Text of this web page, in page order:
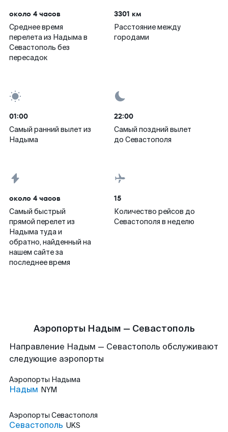
около 4 часов
Среднее время
перелета из Надыма в
Севастополь без
пересадок
3301 км
Расстояние между
городами
01:00
Самый ранний вылет из
Надыма
22:00
Самый поздний вылет
до Севастополя
около 4 часов
Самый быстрый
прямой перелет из
Надыма туда и
обратно, найденный на
нашем сайте за
последнее время
15
Количество рейсов до
Севастополя в неделю
Аэропорты Надым — Севастополь
Направление Надым — Севастополь обслуживают
следующие аэропорты
Аэропорты Надыма
Надым NYM
Аэропорты Севастополя
Севастополь UKS